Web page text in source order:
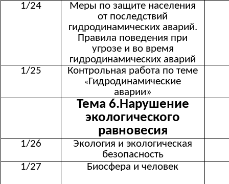
1/24
Меры по защите населения
от последствий
гидродинамических аварий.
Правила поведения при
угрозе и во время
гидродинамических аварий
1/25
Контрольная работа по теме
«Гидродинамические
аварии»
Тема 6.Нарушение
экологического
равновесия
1/26
Экология и экологическая
безопасность
1/27
Биосфера и человек